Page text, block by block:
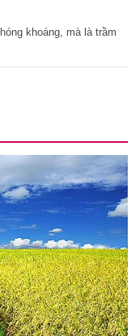
khoáng, mà là trầm